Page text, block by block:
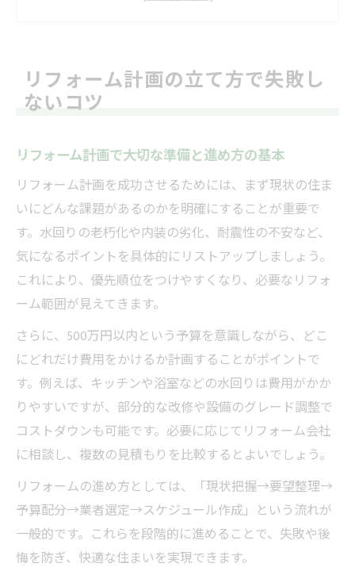
進める方法
リフォーム見積もりから施工までの流れと
予算内で叶える快適リフォームの秘訣とは
リフォーム費用を抑えて快適空間を実現す
るコツ
リフォーム計画で予算配分を最適化する方
法
無駄なくリフォームできる部位選びのポイ
リフォーム手続きと補助金活用のポイント
リフォーム計画で理想の住まいを形にする
秘訣
築年数が古い家のリフォーム長持ち術
築年数に応じたリフォーム計画の立て方
耐久性と快適性を高めるリフォームの工夫
築40年以上の家に適したリフォーム手順
リフォーム長持ちのための素材と施工選び
リフォームで住まいを延命する具体策
リフォーム計画の立て方で失敗し
ないコツ
リフォーム計画で大切な準備と進め方の基本
リフォーム計画を成功させるためには、まず現状の住ま
いにどんな課題があるのかを明確にすることが重要で
す。水回りの老朽化や内装の劣化、耐震性の不安など、
気になるポイントを具体的にリストアップしましょう。
これにより、優先順位をつけやすくなり、必要なリフォ
ーム範囲が見えてきます。
さらに、500万円以内という予算を意識しながら、どこ
にどれだけ費用をかけるか計画することがポイントで
す。例えば、キッチンや浴室などの水回りは費用がかか
りやすいですが、部分的な改修や設備のグレード調整で
コストダウンも可能です。必要に応じてリフォーム会社
に相談し、複数の見積もりを比較するとよいでしょう。
リフォームの進め方としては、「現状把握→要望整理→
予算配分→業者選定→スケジュール作成」という流れが
一般的です。これらを段階的に進めることで、失敗や後
悔を防ぎ、快適な住まいを実現できます。